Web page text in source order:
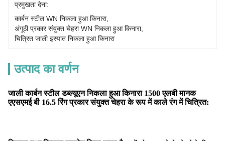
प्रमुखता देना:
कार्बन स्टील WN निकला हुआ किनारा,
अंगूठी प्रकार संयुक्त चेहरा WN निकला हुआ किनारा,
चित्रित जाली इस्पात निकला हुआ किनारा
उत्पाद का वर्णन
जाली कार्बन स्टील डब्ल्यूएन निकला हुआ किनारा 1500 एलबी मानक
एएसएमई बी 16.5 रिंग प्रकार संयुक्त चेहरा के रूप में काले रंग में चित्रित: